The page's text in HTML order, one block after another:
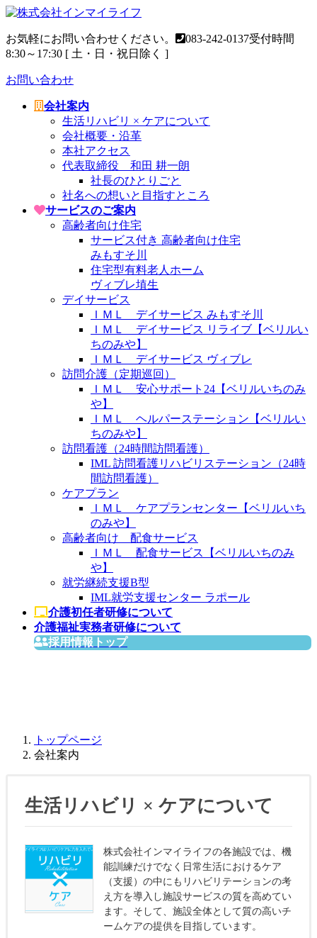
コ
テ
ン
へ
ナ
ゲ
ー
ョ
お気軽にお問い合わせください。 083-242-0137受付時間
8:30～17:30 [ 土・日・祝日除く ]
お問い合わせ
会社案内
生活リハビリ × ケアについて
会社概要・沿革
本社アクセス
代表取締役 和田 耕一朗
社長のひとりごと
社名への想いと目指すところ
サービスのご案内
高齢者向け住宅
サービス付き 高齢者向け住宅
みもすそ川
住宅型有料老人ホーム
ヴィブレ埴生
デイサービス
ＩＭＬ デイサービス みもすそ川
ＩＭＬ デイサービス リライブ【ベリルい
ちのみや】
ＩＭＬ デイサービス ヴィブレ
訪問介護（定期巡回）
ＩＭＬ 安心サポート24【ベリルいちのみ
や】
ＩＭＬ ヘルパーステーション【ベリルい
ちのみや】
訪問看護（24時間訪問看護）
IML 訪問看護リハビリステーション（24時
間訪問看護）
ケアプラン
ＩＭＬ ケアプランセンター【ベリルいち
のみや】
高齢者向け 配食サービス
ＩＭＬ 配食サービス【ベリルいちのみ
や】
就労継続支援B型
IML就労支援センター ラポール
介護初任者研修について
介護福祉実務者研修について
採用情報トップ
トップページ
会社案内
生活リハビリ × ケアについて
株式会社インマイライフの各施設では、機
能訓練だけでなく日常生活におけるケア
（支援）の中にもリハビリテーションの考
え方を導入し施設サービスの質を高めてい
ます。そして、施設全体として質の高いチ
ームケアの提供を目指しています。